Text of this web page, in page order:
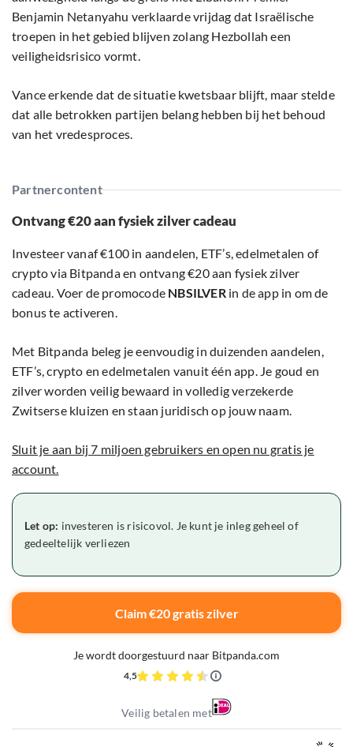
Benjamin Netanyahu verklaarde vrijdag dat Israëlische
troepen in het gebied blijven zolang Hezbollah een
veiligheidsrisico vormt.
Vance erkende dat de situatie kwetsbaar blijft, maar stelde
dat alle betrokken partijen belang hebben bij het behoud
van het vredesproces.
Partnercontent
Ontvang €20 aan fysiek zilver cadeau
Investeer vanaf €100 in aandelen, ETF’s, edelmetalen of
crypto via Bitpanda en ontvang €20 aan fysiek zilver
cadeau. Voer de promocode NBSILVERin de app in om de
bonus te activeren.
Met Bitpanda beleg je eenvoudig in duizenden aandelen,
ETF’s, crypto en edelmetalen vanuit één app. Je goud en
zilver worden veilig bewaard in volledig verzekerde
Zwitserse kluizen en staan juridisch op jouw naam.
Sluit je aan bij 7 miljoen gebruikers en open nu gratis je
account.
Let op: investeren is risicovol. Je kunt je inleg geheel of
gedeeltelijk verliezen
Claim €20 gratis zilver
Je wordt doorgestuurd naar Bitpanda.com
4,5
Veilig betalen met